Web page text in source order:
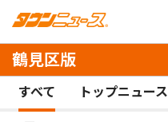
鶴見区版
すべて トップニュース